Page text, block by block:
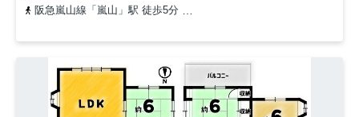
阪急嵐山線「嵐山」駅 徒歩5分